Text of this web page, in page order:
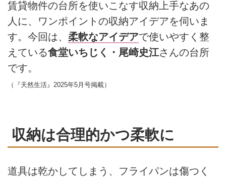
賃貸物件の台所を使いこなす収納上手なあの
人に、ワンポイントの収納アイデアを伺いま
す。今回は、 柔軟なアイデアで使いやすく整
えている食堂いちじく・尾崎史江さんの台所
です。
（『天然生活』2025年5月号掲載）
収納は合理的かつ柔軟に
道具は乾かしてしまう、フライパンは傷つく